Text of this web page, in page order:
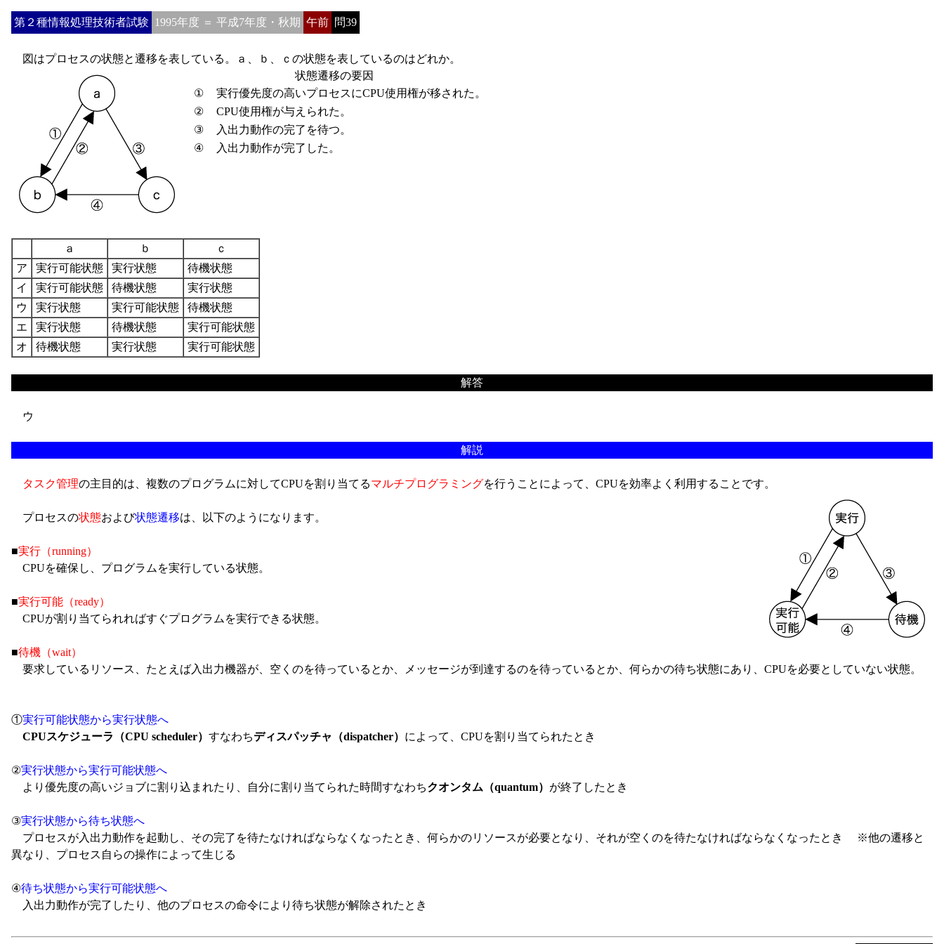
第２種情報処理技術者試験 1995年度 ＝ 平成7年度・秋期 午前 問39
図はプロセスの状態と遷移を表している。ａ、ｂ、ｃの状態を表しているのはどれか。
状態遷移の要因
①
実行優先度の高いプロセスにCPU使用権が移された。
②
CPU使用権が与えられた。
③
入出力動作の完了を待つ。
④
入出力動作が完了した。
ａ ｂ
ｃ
ア
実行可能状態 実行状態
待機状態
イ
実行可能状態 待機状態
実行状態
ウ
実行状態 実行可能状態
待機状態
エ
実行状態 待機状態
実行可能状態
オ
待機状態 実行状態 実行可能状態
解答
ウ
解説
タスク管理の主目的は、複数のプログラムに対してCPUを割り当てるマルチプログラミングを行うことによって、CPUを効率よく利用することです。
プロセスの状態および状態遷移は、以下のようになります。
■実行（running）
CPUを確保し、プログラムを実行している状態。
■実行可能（ready）
CPUが割り当てられればすぐプログラムを実行できる状態。
■待機（wait）
要求しているリソース、たとえば入出力機器が、空くのを待っているとか、メッセージが到達するのを待っているとか、何らかの待ち状態にあり、CPUを必要としていない状態。
①実行可能状態から実行状態へ
CPUスケジューラ（CPU scheduler） すなわちディスパッチャ（dispatcher） によって、CPUを割り当てられたとき
②実行状態から実行可能状態へ
より優先度の高いジョブに割り込まれたり、自分に割り当てられた時間すなわちクオンタム（quantum） が終了したとき
③実行状態から待ち状態へ
プロセスが入出力動作を起動し、その完了を待たなければならなくなったとき、何らかのリソースが必要となり、それが空くのを待たなければならなくなったとき ※他の遷移と
異なり、プロセス自らの操作によって生じる
④待ち状態から実行可能状態へ
入出力動作が完了したり、他のプロセスの命令により待ち状態が解除されたとき